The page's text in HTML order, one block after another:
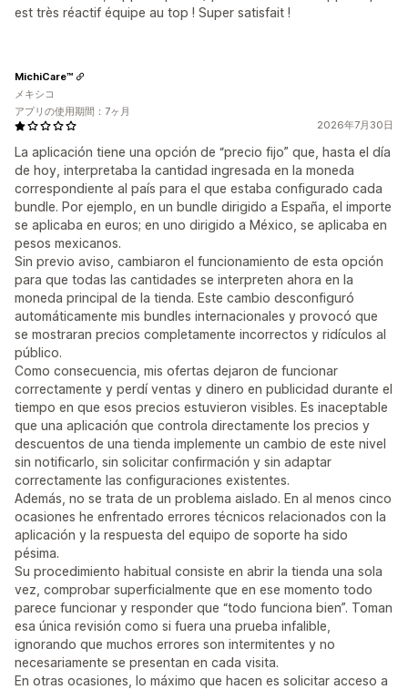
est très réactif équipe au top ! Super satisfait !
2026年7月30日
La aplicación tiene una opción de “precio fijo” que, hasta el día
de hoy, interpretaba la cantidad ingresada en la moneda
correspondiente al país para el que estaba configurado cada
bundle. Por ejemplo, en un bundle dirigido a España, el importe
se aplicaba en euros; en uno dirigido a México, se aplicaba en
pesos mexicanos.
Sin previo aviso, cambiaron el funcionamiento de esta opción
para que todas las cantidades se interpreten ahora en la
moneda principal de la tienda. Este cambio desconfiguró
automáticamente mis bundles internacionales y provocó que
se mostraran precios completamente incorrectos y ridículos al
público.
Como consecuencia, mis ofertas dejaron de funcionar
correctamente y perdí ventas y dinero en publicidad durante el
tiempo en que esos precios estuvieron visibles. Es inaceptable
que una aplicación que controla directamente los precios y
descuentos de una tienda implemente un cambio de este nivel
sin notificarlo, sin solicitar confirmación y sin adaptar
correctamente las configuraciones existentes.
Además, no se trata de un problema aislado. En al menos cinco
ocasiones he enfrentado errores técnicos relacionados con la
aplicación y la respuesta del equipo de soporte ha sido
pésima.
Su procedimiento habitual consiste en abrir la tienda una sola
vez, comprobar superficialmente que en ese momento todo
parece funcionar y responder que “todo funciona bien”. Toman
esa única revisión como si fuera una prueba infalible,
ignorando que muchos errores son intermitentes y no
necesariamente se presentan en cada visita.
En otras ocasiones, lo máximo que hacen es solicitar acceso a
MichiCare™
メキシコ
アプリの使用期間：7ヶ月